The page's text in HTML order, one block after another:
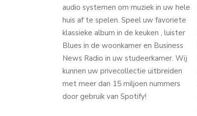
audio systemen om muziek in uw hele
huis af te spelen. Speel uw favoriete
klassieke album in de keuken , luister
Blues in de woonkamer en Business
News Radio in uw studeerkamer. Wij
kunnen uw privecollectie uitbreiden
met meer dan 15 miljoen nummers
door gebruik van Spotify!